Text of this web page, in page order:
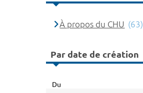
À propos du CHU (63)
Par date de création
Du